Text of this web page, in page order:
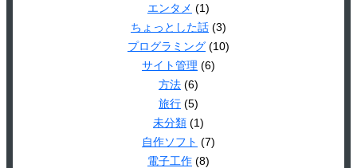
エンタメ (1)
ちょっとした話 (3)
プログラミング (10)
サイト管理 (6)
方法 (6)
旅行 (5)
未分類 (1)
自作ソフト (7)
電子工作 (8)